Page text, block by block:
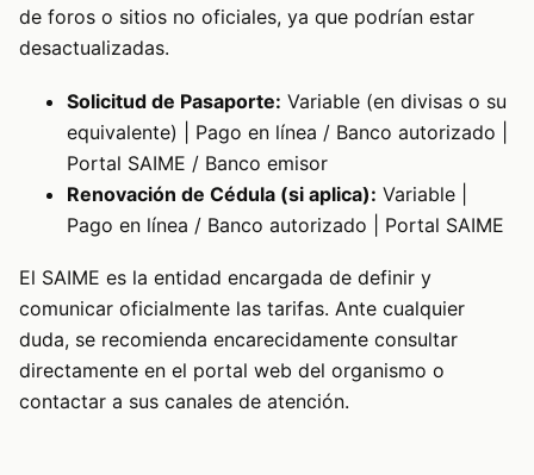
de foros o sitios no oficiales, ya que podrían estar
desactualizadas.
Solicitud de Pasaporte: Variable (en divisas o su
equivalente) | Pago en línea / Banco autorizado |
Portal SAIME / Banco emisor
Renovación de Cédula (si aplica): Variable |
Pago en línea / Banco autorizado | Portal SAIME
El SAIME es la entidad encargada de definir y
comunicar oficialmente las tarifas. Ante cualquier
duda, se recomienda encarecidamente consultar
directamente en el portal web del organismo o
contactar a sus canales de atención.